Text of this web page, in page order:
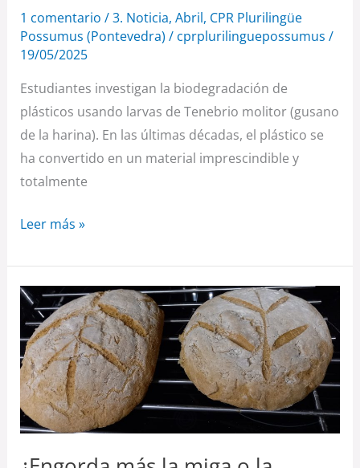
1 comentario /3. Noticia, Abril, CPR Plurilingüe
Possumus (Pontevedra) / cprplurilinguepossumus /
19/05/2025
Estudiantes investigan la biodegradación de
plásticos usando larvas de Tenebrio molitor (gusano
de la harina). En las últimas décadas, el plástico se
ha convertido en un material imprescindible y
totalmente
Leer más »
¿Engorda
más
la
miga
o
la
corteza
de